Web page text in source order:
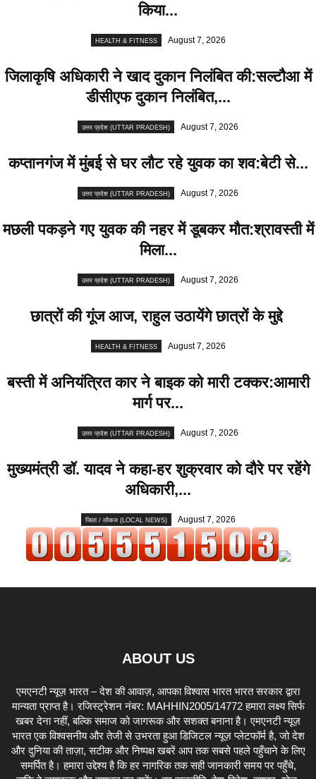
किया...
HEALTH & FITNESS August 7, 2026
जिलाकृषि अधिकारी ने खाद दुकान निलंबित की:सल्टौआ में
डीसीएफ दुकान निलंबित,...
उत्तर प्रदेश (UTTAR PRADESH) August 7, 2026
कप्तानगंज में मुंबई से घर लौट रहे युवक का शव:बेटी से...
उत्तर प्रदेश (UTTAR PRADESH) August 7, 2026
मछली पकड़ने गए युवक की नहर में डूबकर मौत:श्रावस्ती में
मिला...
उत्तर प्रदेश (UTTAR PRADESH) August 7, 2026
छात्रों की गूंज आज, राहुल उठायेंगे छात्रों के मुद्दे
HEALTH & FITNESS August 7, 2026
बस्ती में अनियंत्रित कार ने बाइक को मारी टक्कर:आमारी
मार्ग पर...
उत्तर प्रदेश (UTTAR PRADESH) August 7, 2026
मुख्यमंत्री डॉ. यादव ने कहा-हर शुक्रवार को दौरे पर रहेंगे
अधिकारी,...
जिला / लोकल (LOCAL NEWS) August 7, 2026
ABOUT US
एमएनटी न्यूज़ भारत – देश की आवाज़, आपका विश्वास भारत भारत सरकार द्वारा
मान्यता प्राप्त है। रजिस्ट्रेशन नंबर: MAHHIN2005/14772 हमारा लक्ष्य सिर्फ
खबर देना नहीं, बल्कि समाज को जागरूक और सशक्त बनाना है। एमएनटी न्यूज़
भारत एक विश्वसनीय और तेजी से उभरता हुआ डिजिटल न्यूज़ प्लेटफॉर्म है, जो देश
और दुनिया की ताज़ा, सटीक और निष्पक्ष खबरें आप तक सबसे पहले पहुँचाने के लिए
समर्पित है। हमारा उद्देश्य है कि हर नागरिक तक सही जानकारी समय पर पहुँचे,